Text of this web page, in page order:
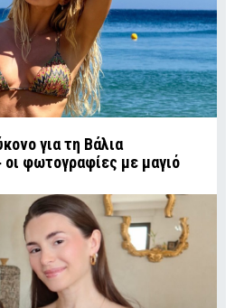
για τη Βάλια
φωτογραφίες με μαγιό